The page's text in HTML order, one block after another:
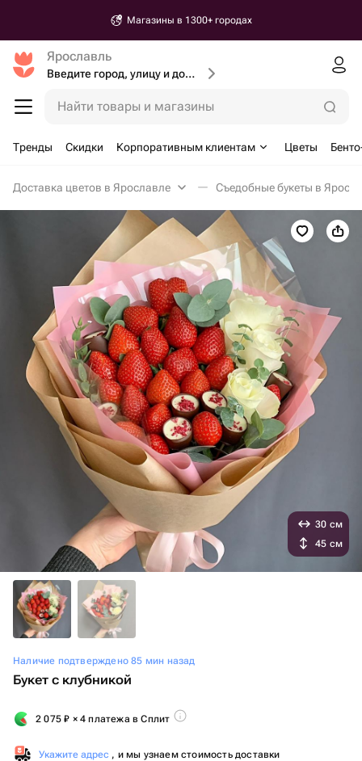
Магазины в 1300+ городах
Ярославль
Введите город, улицу и дом доставки
Найти товары и магазины
Тренды Скидки Корпоративным клиентам Цветы
Доставка цветов в Ярославле Съедобные букеты в
Наличие подтверждено 85 мин назад
Букет с клубникой
2 075₽ × 4 платежа в Сплит
Укажите адрес , и мы узнаем стоимость доставки
30 см
45 см